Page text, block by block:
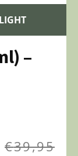
–
€39,95